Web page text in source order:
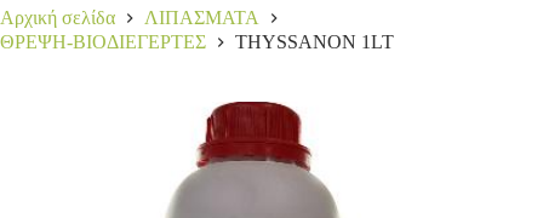
Αρχική σελίδα
ΛΙΠΑΣΜΑΤΑ
ΘΡΕΨΗ-ΒΙΟΔΙΕΓΕΡΤΕΣ
THYSSANON 1LT